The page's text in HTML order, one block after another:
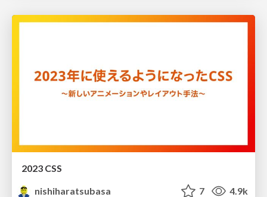
2023 CSS
nishiharatsubasa
7 4.9k